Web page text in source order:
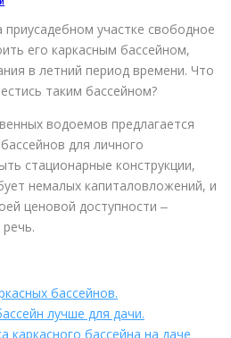
участке свободное
его каркасным бассейном,
в летний период времени. Что
таким бассейном?
водоемов предлагается
для личного
стационарные конструкции,
немалых капиталовложений, и
ценовой доступности ‒
бассейнов.
лучше для дачи.
каркасного бассейна на даче